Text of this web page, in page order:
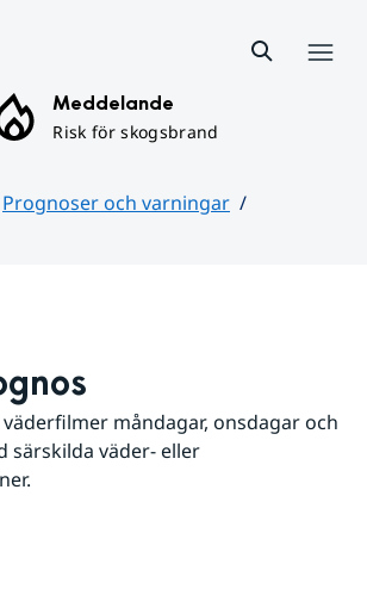
Meddelande
Risk för skogsbrand
Prognoser och varningar
måndagar, onsdagar och
särskilda väder- eller